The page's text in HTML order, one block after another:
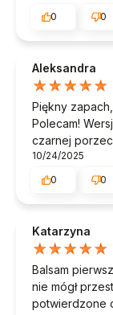
0
0
Aleksandra
Piękny
Polecam!
czarnej
10/24/2025
0
0
Katarzyna
Balsam
nie mógł
potwierdzone